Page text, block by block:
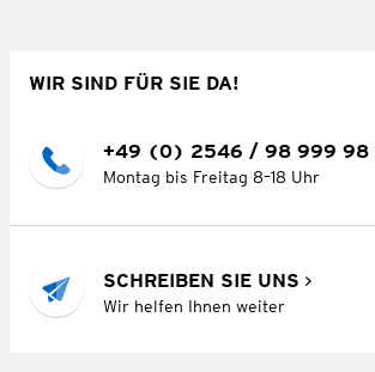
WIR SIND FÜR SIE DA!
+49 (0) 2546 / 98 999 98
Montag bis Freitag 8–18 Uhr
SCHREIBEN SIE UNS
Wir helfen Ihnen weiter